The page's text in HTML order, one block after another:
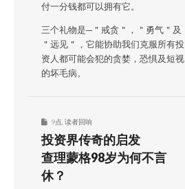
付一分钱都可以拥有它。
三个礼物是─＂戒贪＂，＂勇气＂及
＂远见＂，它能协助我们克服所有投
资人都可能会犯的贪婪，恐惧及短视
的坏毛病。
9点 读者回响
投资界传奇的启发
查理蒙格98岁为何不言
休？